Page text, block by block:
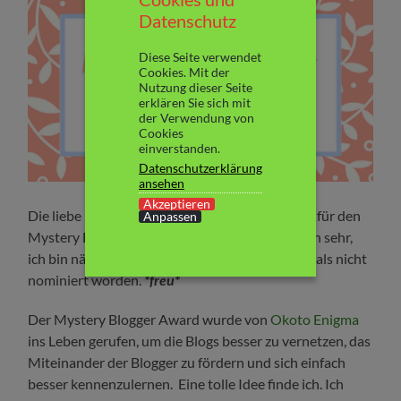
Die liebe Katrin vomSeitenzeitenblog
hat mich für den
Mystery Blogger Award nominiert. Ich freu mich sehr,
ich bin nämlich bisher überhaupt noch nie niemals nicht
nominiert worden.*freu*
Der Mystery Blogger Award wurde vonOkoto Enigma
ins Leben gerufen, um die Blogs besser zu vernetzen, das
Miteinander der Blogger zu fördern und sich einfach
besser kennenzulernen. Eine tolle Idee finde ich. Ich
Datenschutz
Diese Seite verwendet
Cookies. Mit der
Nutzung dieser Seite
erklären Sie sich mit
der Verwendung von
Cookies
einverstanden.
Datenschutzerklärung
ansehen
Akzeptieren
Anpassen